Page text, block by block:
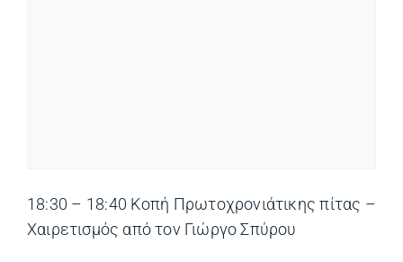
18:30 – 18:40 Κοπή Πρωτοχρονιάτικης πίτας –
Χαιρετισμός από τον Γιώργο Σπύρου